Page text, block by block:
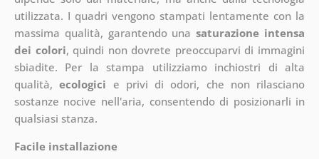
utilizzata. I quadri vengono stampati lentamente con la
massima qualità, garantendo unasaturazione intensa
dei colori, quindi non dovrete preoccuparvi di immagini
sbiadite. Per la stampa utilizziamo inchiostri di alta
qualità,ecologici e privi di odori, che non rilasciano
sostanze nocive nell'aria, consentendo di posizionarli in
qualsiasi stanza.
Facile installazione